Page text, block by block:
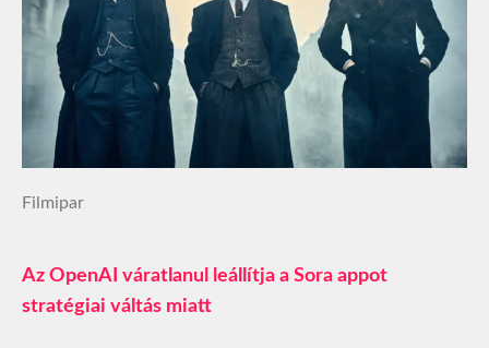
Filmipar
Az OpenAI váratlanul leállítja a Sora appot
stratégiai váltás miatt